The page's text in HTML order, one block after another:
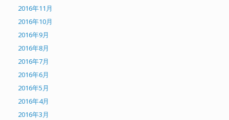
2016年11月
2016年10月
2016年9月
2016年8月
2016年7月
2016年6月
2016年5月
2016年4月
2016年3月